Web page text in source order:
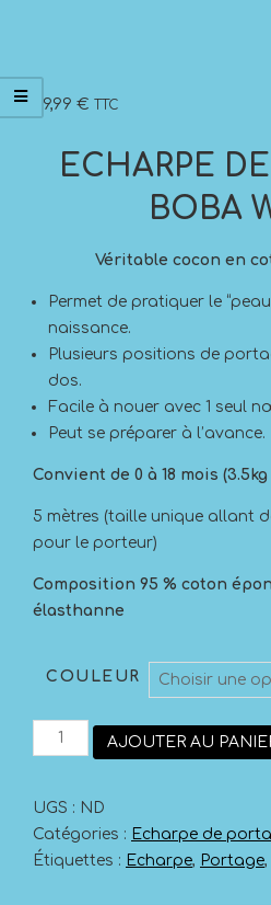
49,99 € TTC
ECHARPE
BOBA
Véritable cocon en
Permet de pratiquer le
naissance.
Plusieurs positions de
dos.
Facile à nouer avec 1 seul
Peut se préparer à l’avance.
Convient de 0 à 18 mois (3.5kg
5 mètres (taille unique allant
pour le porteur)
Composition 95 % coton
élasthanne
COULEUR
quantité
portage
BOBA
WRAP
AJOUTER AU
UGS : ND
Catégories : Echarpe de
Étiquettes : Echarpe, Portage,